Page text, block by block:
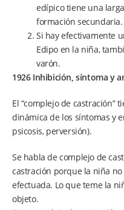
edípico tiene una
formación secundaria.
Si hay efectivamente
Edipo en la niña,
varón.
1926 Inhibición, síntoma y
El “complejo de castración”
dinámica de los síntomas y
psicosis, perversión).
Se habla de complejo de
castración porque la niña
efectuada. Lo que teme la
objeto.